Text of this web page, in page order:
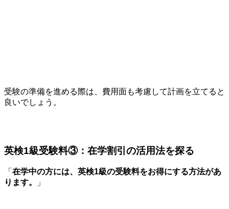
受験の準備を進める際は、費用面も考慮して計画を立てると
良いでしょう。
英検1級受験料③：在学割引の活用法を探る
「 在学中の方には、英検1級の受験料をお得にする方法があ
ります。
」